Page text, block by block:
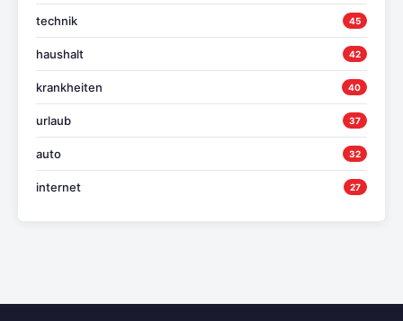
technik 45
haushalt 42
krankheiten 40
urlaub 37
auto 32
internet 27